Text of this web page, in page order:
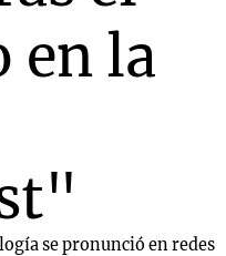
en la
se pronunció en redes